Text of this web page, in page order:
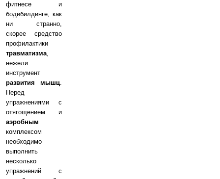
фитнесе и
бодибилдинге, как
ни странно,
скорее средство
профилактики
травматизма,
нежели
инструмент
развития мышц.
Перед
упражнениями с
отягощением и
аэробным
комплексом
необходимо
выполнить
несколько
упражнений с